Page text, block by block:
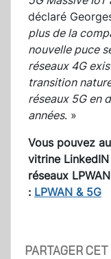
déclaré
plus de la
nouvelle puce
réseaux 4G
transition
réseaux 5G en
années. »
Vous pouvez
vitrine
réseaux
: LPWAN & 5G
PARTAGER